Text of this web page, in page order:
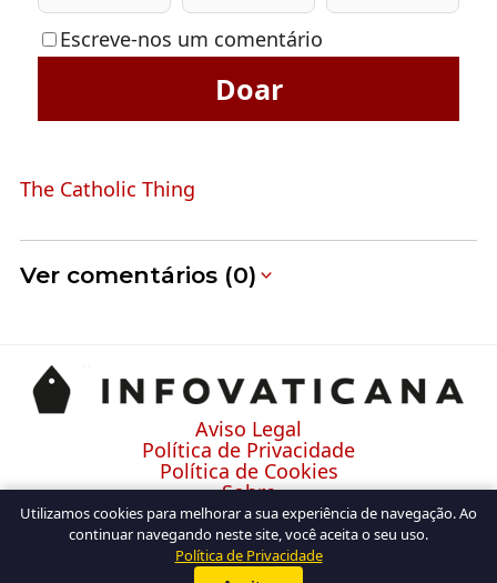
Escreve-nos um comentário
Doar
The Catholic Thing
Ver comentários (0)
Aviso Legal
Política de Privacidade
Política de Cookies
Sobre
Contato
Utilizamos cookies para melhorar a sua experiência de navegação. Ao
continuar navegando neste site, você aceita o seu uso.
Política de Privacidade